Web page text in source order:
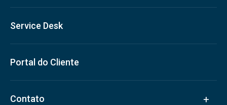
Service Desk
Portal do Cliente
Contato